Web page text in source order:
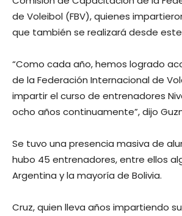
de Voleibol (FBV), quienes
que también se realizará desde este
“Como cada año, hemos logrado
de la Federación Internacional de
impartir el curso de entrenadores
ocho años continuamente”, dijo
Se tuvo una presencia masiva de
hubo 45 entrenadores, entre ellos
Argentina y la mayoría de Bolivia.
Cruz, quien lleva años impartiendo